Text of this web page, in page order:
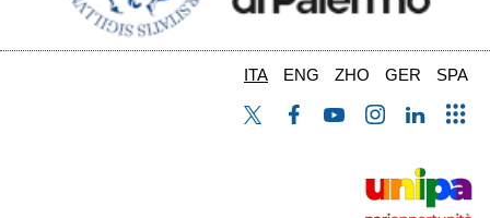
ITA ENG ZHO GER SPA